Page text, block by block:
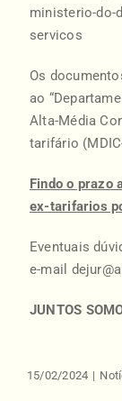
ministerio-do-
servicos
Os
ao
Alta-Média
tarifário
Findo o prazo
ex-tarifarios
Eventuais
e-mail
JUNTOS
15/02/2024 |